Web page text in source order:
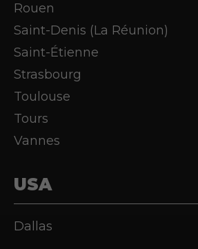
Rouen
Saint-Denis (La Réunion)
Saint-Étienne
Strasbourg
Toulouse
Tours
Vannes
USA
Dallas